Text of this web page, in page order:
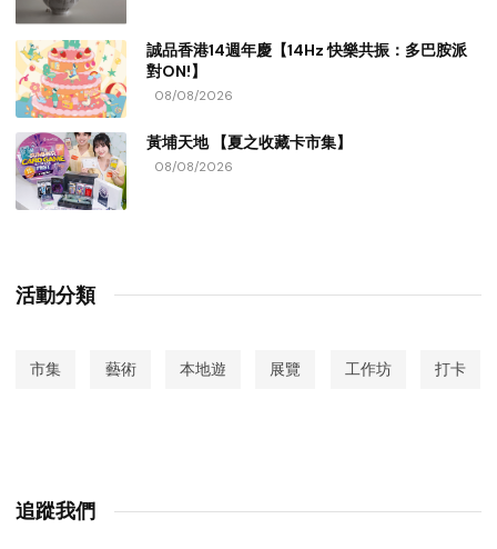
誠品香港14週年慶【14Hz 快樂共振：多巴胺派
對ON!】
08/08/2026
黃埔天地 【夏之收藏卡市集】
08/08/2026
活動分類
市集 藝術 本地遊 展覽 工作坊 打卡
追蹤我們